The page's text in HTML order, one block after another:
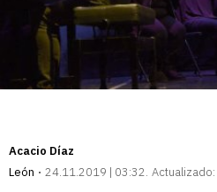
Acacio Díaz
León
24.11.2019 | 03:32 Actualizado: